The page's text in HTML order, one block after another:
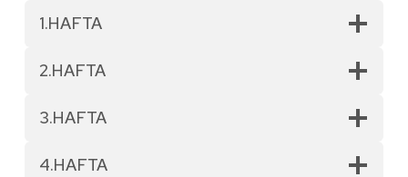
1.HAFTA
2.HAFTA
3.HAFTA
4.HAFTA